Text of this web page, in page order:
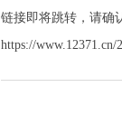
链接即将跳转，请确
https://www.12371.cn/